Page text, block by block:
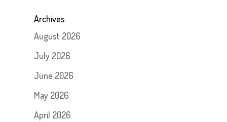
Archives
August 2026
July 2026
June 2026
May 2026
April 2026